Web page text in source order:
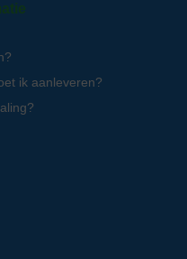
ik aanleveren?